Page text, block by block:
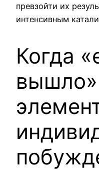
превзойти их
интенсивным
Когда
вышло»